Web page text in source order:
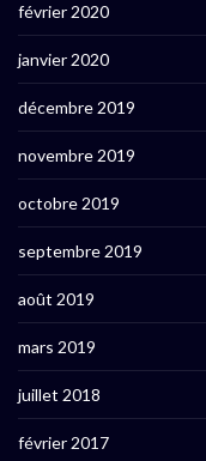
février 2020
janvier 2020
décembre 2019
novembre 2019
octobre 2019
septembre 2019
août 2019
mars 2019
juillet 2018
février 2017